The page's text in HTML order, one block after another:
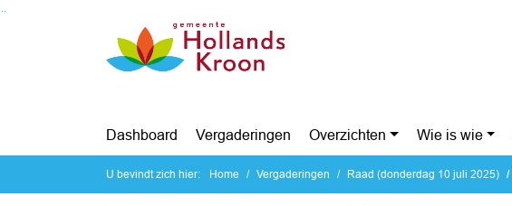
Ga naar de inhoud van deze pagina
Dashboard Vergaderingen Overzichten Wie is wie
U bevindt zich hier: Home Vergaderingen Raad (donderdag 10 juli 2025)